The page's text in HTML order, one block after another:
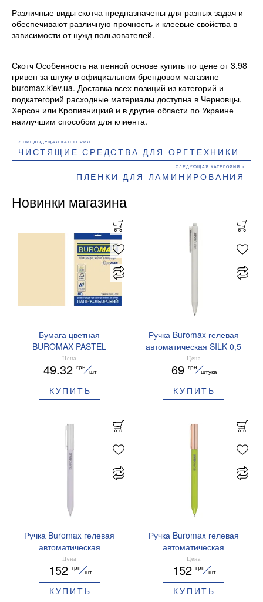
Различные виды скотча предназначены для разных задач и
обеспечивают различную прочность и клеевые свойства в
зависимости от нужд пользователей.
Скотч Особенность на пенной основе купить по цене от 3.98
гривен за штуку в официальном брендовом магазине
buromax.kiev.ua. Доставка всех позиций из категорий и
подкатегорий расходные материалы доступна в Черновцы,
Херсон или Кропивницкий и в другие области по Украине
наилучшим способом для клиента.
ЧИСТЯЩИЕ СРЕДСТВА ДЛЯ ОРГТЕХНИКИ
ПЛЕНКИ ДЛЯ ЛАМИНИРОВАНИЯ
Новинки магазина
Бумага цветная
BUROMAX PASTEL
EUROMAX 20 арк А4 80 г/
мс BM.2721220E-08
Цена
49.32 грн
шт
КУПИТЬ
Ручка Buromax гелевая
автоматическая SILK 0,5
мм синие чернила
BM.83100
Цена
69 грн
штука
КУПИТЬ
Ручка Buromax гелевая
автоматическая
PRESTIGE SILVER 0,5 мм
синие чернила BM.83102
Цена
152 грн
шт
КУПИТЬ
Ручка Buromax гелевая
автоматическая
PRESTIGE GOLD 0,5 мм
синие чернила BM.83101
Цена
152 грн
шт
КУПИТЬ